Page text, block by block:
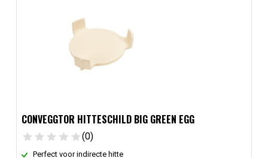
CONVEGGTOR HITTESCHILD BIG GREEN EGG
(0)
Perfect voor indirecte hitte